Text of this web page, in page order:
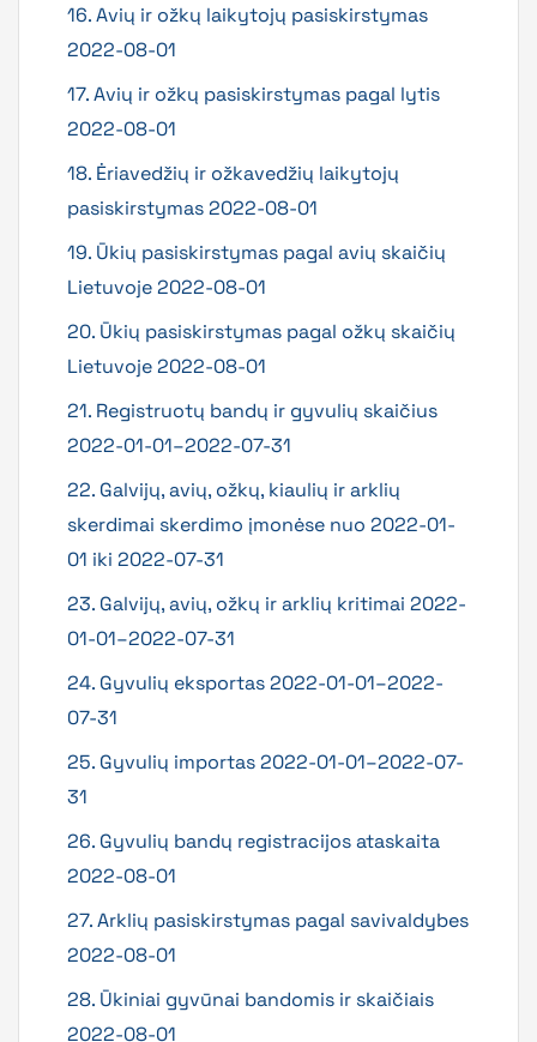
16. Avių ir ožkų laikytojų pasiskirstymas
2022-08-01
17. Avių ir ožkų pasiskirstymas pagal lytis
2022-08-01
18. Ėriavedžių ir ožkavedžių laikytojų
pasiskirstymas 2022-08-01
19. Ūkių pasiskirstymas pagal avių skaičių
Lietuvoje 2022-08-01
20. Ūkių pasiskirstymas pagal ožkų skaičių
Lietuvoje 2022-08-01
21. Registruotų bandų ir gyvulių skaičius
2022-01-01–2022-07-31
22. Galvijų, avių, ožkų, kiaulių ir arklių
skerdimai skerdimo įmonėse nuo 2022-01-
01 iki 2022-07-31
23. Galvijų, avių, ožkų ir arklių kritimai 2022-
01-01–2022-07-31
24. Gyvulių eksportas 2022-01-01–2022-
07-31
25. Gyvulių importas 2022-01-01–2022-07-
31
26. Gyvulių bandų registracijos ataskaita
2022-08-01
27. Arklių pasiskirstymas pagal savivaldybes
2022-08-01
28. Ūkiniai gyvūnai bandomis ir skaičiais
2022-08-01